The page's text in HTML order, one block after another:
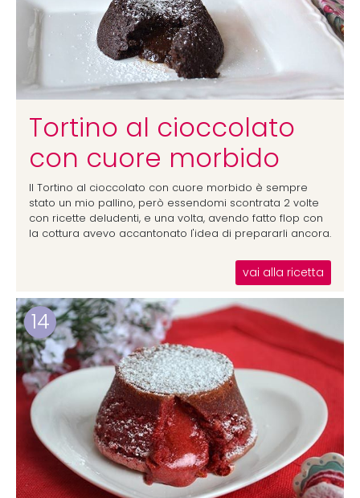
Tortino al cioccolato
con cuore morbido
Il Tortino al cioccolato con cuore morbido è sempre
stato un mio pallino, però essendomi scontrata 2 volte
con ricette deludenti, e una volta, avendo fatto flop con
la cottura avevo accantonato l'idea di prepararli ancora.
vai alla ricetta
14